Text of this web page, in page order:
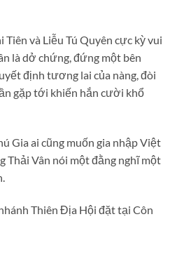
và Liễu Tú Quyên cực kỳ vui
là dở chứng, đứng một bên
định tương lai của nàng, đòi
gặp tới khiến hắn cười khổ
Gia ai cũng muốn gia nhập Việt
Thải Vân nói một đằng nghĩ một
Thiên Địa Hội đặt tại Côn